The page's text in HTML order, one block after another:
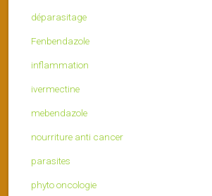
déparasitage
Fenbendazole
inflammation
ivermectine
mebendazole
nourriture anti cancer
parasites
phyto oncologie